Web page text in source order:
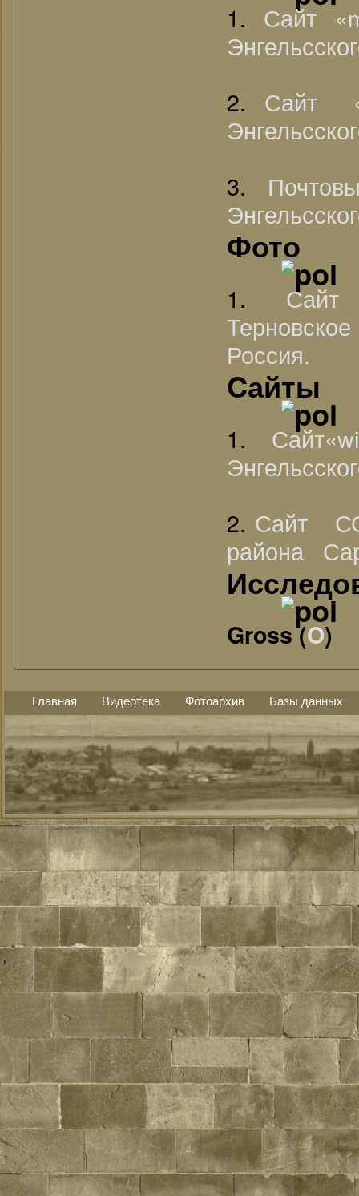
1. Сайт
2. Сайт
3.
Фото
1.
Россия.
Cайты
1.
2. Сайт
района
Gross (O)
Главная Видеотека Фотоархив Базы данных